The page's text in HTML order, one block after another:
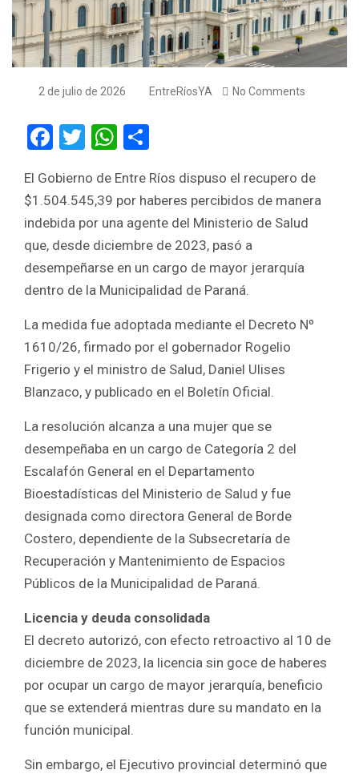
2 de julio de 2026 EntreRíosYA No Comments
F
ce
b
o
o
k
T
tt
er
W
at
s
A
p
p
ar
e
El Gobierno de Entre Ríos dispuso el recupero de
$1.504.545,39 por haberes percibidos de manera
indebida por una agente del Ministerio de Salud
que, desde diciembre de 2023, pasó a
desempeñarse en un cargo de mayor jerarquía
dentro de la Municipalidad de Paraná.
La medida fue adoptada mediante el Decreto Nº
1610/26, firmado por el gobernador Rogelio
Frigerio y el ministro de Salud, Daniel Ulises
Blanzaco, y publicado en el Boletín Oficial.
La resolución alcanza a una mujer que se
desempeñaba en un cargo de Categoría 2 del
Escalafón General en el Departamento
Bioestadísticas del Ministerio de Salud y fue
designada como directora General de Borde
Costero, dependiente de la Subsecretaría de
Recuperación y Mantenimiento de Espacios
Públicos de la Municipalidad de Paraná.
Licencia y deuda consolidada
El decreto autorizó, con efecto retroactivo al 10 de
diciembre de 2023, la licencia sin goce de haberes
por ocupar un cargo de mayor jerarquía, beneficio
que se extenderá mientras dure su mandato en la
función municipal.
Sin embargo, el Ejecutivo provincial determinó que